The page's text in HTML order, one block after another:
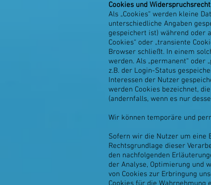
Cookies und
Als „Cookies“ werden kleine
unterschiedliche Angaben
gespeichert ist) während oder
Cookies“ oder „transiente
Browser schließt. In einem
werden. Als „permanent“ oder
z.B. der Login-Status
Interessen der Nutzer
werden Cookies bezeichnet,
(andernfalls, wenn es nur
Wir können temporäre und
Sofern wir die Nutzer um eine
Rechtsgrundlage dieser
den nachfolgenden
der Analyse, Optimierung und
von Cookies zur Erbringung